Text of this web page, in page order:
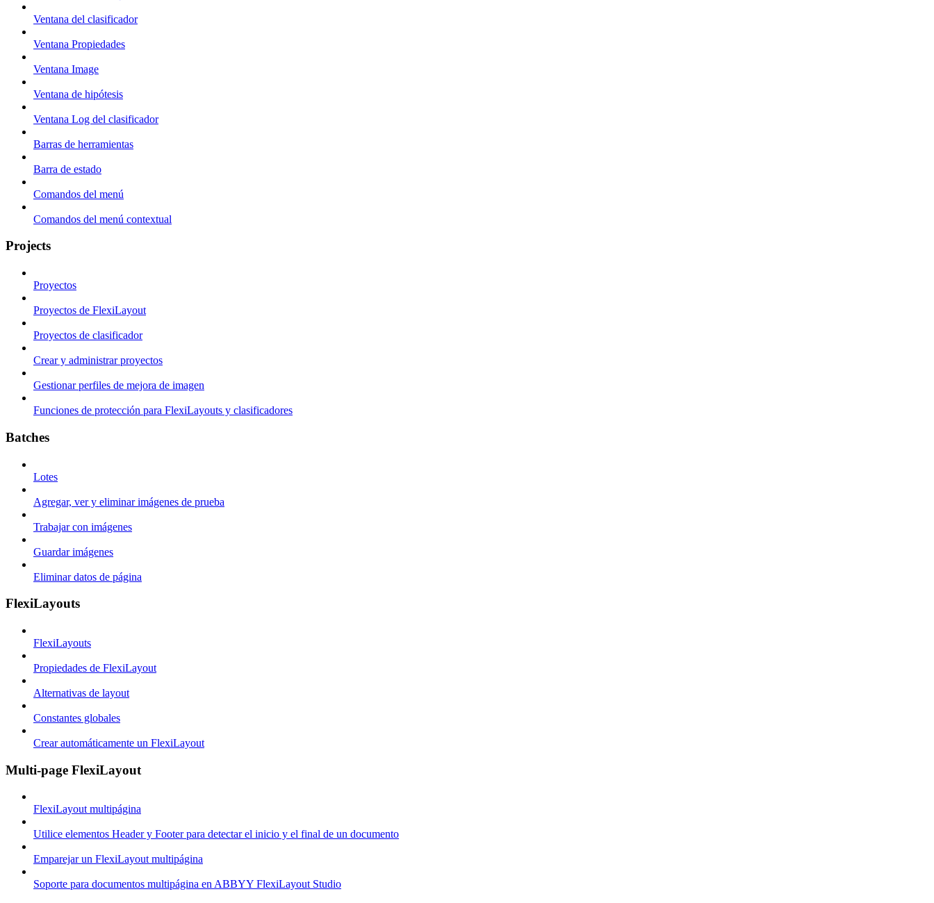
Ventana del clasificador
Ventana Propiedades
Ventana Image
Ventana de hipótesis
Ventana Log del clasificador
Barras de herramientas
Barra de estado
Comandos del menú
Comandos del menú contextual
Projects
Proyectos
Proyectos de FlexiLayout
Proyectos de clasificador
Crear y administrar proyectos
Gestionar perfiles de mejora de imagen
Funciones de protección para FlexiLayouts y clasificadores
Batches
Lotes
Agregar, ver y eliminar imágenes de prueba
Trabajar con imágenes
Guardar imágenes
Eliminar datos de página
FlexiLayouts
FlexiLayouts
Propiedades de FlexiLayout
Alternativas de layout
Constantes globales
Crear automáticamente un FlexiLayout
Multi-page FlexiLayout
FlexiLayout multipágina
Utilice elementos Header y Footer para detectar el inicio y el final de un documento
Emparejar un FlexiLayout multipágina
Soporte para documentos multipágina en ABBYY FlexiLayout Studio